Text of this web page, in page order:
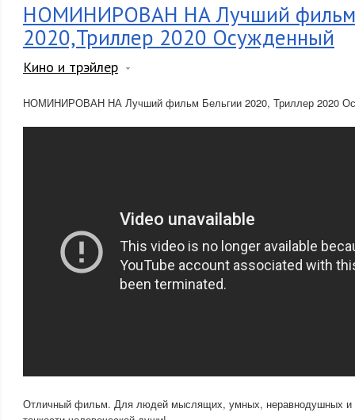
НОМИНИРОВАН НА Лучший фильм
2020,Триллер 2020 Осужденный
Кино и трэйлер
НОМИНИРОВАН НА Лучший фильм Бельгии 2020, Триллер 2020
Отличный фильм. Для людей мыслящих, умных, неравнодушных